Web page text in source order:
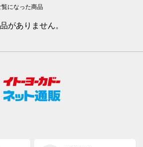
覧になった商品
がありません。